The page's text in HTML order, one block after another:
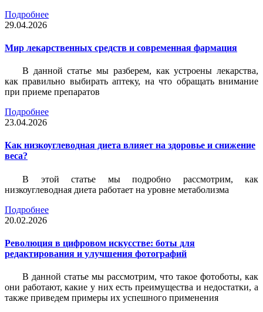
Подробнее
29.04.2026
Мир лекарственных средств и современная фармация
В данной статье мы разберем, как устроены лекарства,
как правильно выбирать аптеку, на что обращать внимание
при приеме препаратов
Подробнее
23.04.2026
Как низкоуглеводная диета влияет на здоровье и снижение
веса?
В этой статье мы подробно рассмотрим, как
низкоуглеводная диета работает на уровне метаболизма
Подробнее
20.02.2026
Революция в цифровом искусстве: боты для
редактирования и улучшения фотографий
В данной статье мы рассмотрим, что такое фотоботы, как
они работают, какие у них есть преимущества и недостатки, а
также приведем примеры их успешного применения